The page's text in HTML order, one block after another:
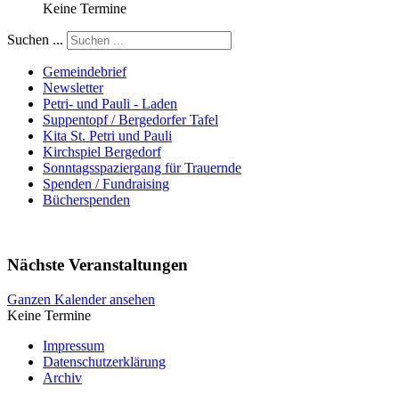
Keine Termine
Suchen ...
Gemeindebrief
Newsletter
Petri- und Pauli - Laden
Suppentopf / Bergedorfer Tafel
Kita St. Petri und Pauli
Kirchspiel Bergedorf
Sonntagsspaziergang für Trauernde
Spenden / Fundraising
Bücherspenden
Nächste Veranstaltungen
Ganzen Kalender ansehen
Keine Termine
Impressum
Datenschutzerklärung
Archiv